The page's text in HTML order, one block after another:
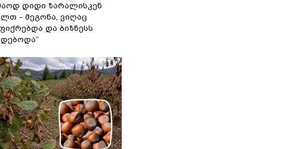
დიდი ზარალისკენ
- მეგონა, ვიღაც
და ბიზნესს